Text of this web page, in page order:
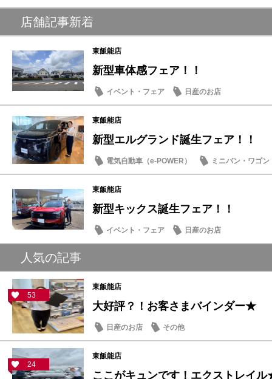
店舗記事新着
東飯能店
新型車体感フェア！！
イベント・フェア 日産のお店
東飯能店
新型エルグランド誕生フェア！！
電気自動車（e-POWER）
ミニバン・ワゴン
試乗車・展示車
日産のお店
東飯能店
新型キックス誕生フェア！！
イベント・フェア 日産のお店
人気の記事
53
東飯能店
大好評？！お客さまバインダー★
日産のお店 その他
24
東飯能店
ここがキュンです！エクストレイ